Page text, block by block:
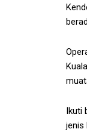
Ikuti
jenis